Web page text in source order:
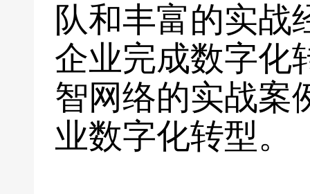
队和丰富的实战
企业完成数字化
智网络的实战案
业数字化转型。